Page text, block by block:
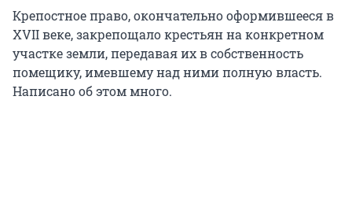
Крепостное право, окончательно оформившееся в
XVII веке, закрепощало крестьян на конкретном
участке земли, передавая их в собственность
помещику, имевшему над ними полную власть.
Написано об этом много.